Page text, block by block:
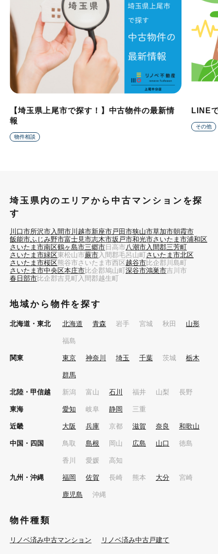
【埼玉県上尾市で探す！】中古物件の最新情
報
物件相談
LINE
その他
埼玉県内のエリアから中古マンションを探
す
川口市所沢市入間市川越市新座市戸田市狭山市草加市朝霞市
飯能市ふじみ野市富士見市志木市坂戸市和光市さいたま市浦和区
さいたま市南区鶴ヶ島市三郷市日高市八潮市入間郡三芳町
さいたま市緑区東松山市蕨市入間郡毛呂山町さいたま市北区
さいたま市桜区熊谷市さいたま市西区越谷市比企郡川島町
さいたま市中央区本庄市比企郡鳩山町深谷市鴻巣市吉川市
春日部市比企郡吉見町入間郡越生町
地域から物件を探す
北海道・東北 北海道 青森 岩手 宮城 秋田 山形
福島
関東 東京 神奈川 埼玉 千葉 茨城 栃木
群馬
北陸・甲信越 新潟 富山 石川 福井 山梨 長野
東海 愛知 岐阜 静岡 三重
近畿 大阪 兵庫 京都 滋賀 奈良 和歌山
中国・四国 鳥取 島根 岡山 広島 山口 徳島
香川 愛媛 高知
九州・沖縄 福岡 佐賀 長崎 熊本 大分 宮崎
鹿児島 沖縄
物件種類
リノベ済み中古マンション リノベ済み中古戸建て